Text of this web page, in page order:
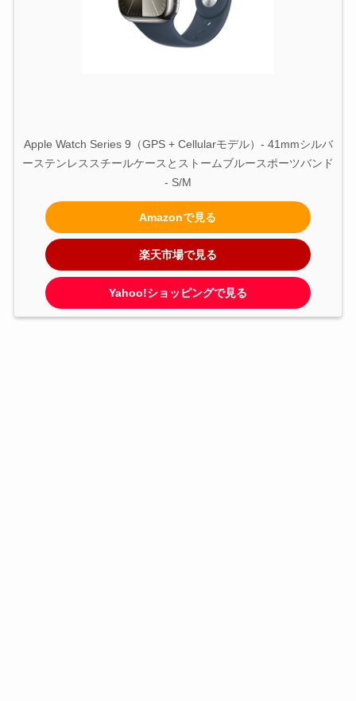
Apple Watch Series 9（GPS + Cellularモデル）- 41mmシルバ
ーステンレススチールケースとストームブルースポーツバンド
- S/M
Amazonで見る
楽天市場で見る
Yahoo!ショッピングで見る